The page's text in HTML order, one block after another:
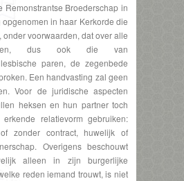
Remonstrantse Broederschap in
in haar Kerkorde die
onder voorwaarden, dat over alle
dus ook die van
paren, de zegenbede
Een handvasting zal geen
Voor de juridische aspecten
heksen en hun partner toch
relatievorm gebruiken:
zonder contract, huwelijk of
Overigens beschouwt
alleen in zijn burgerlijke
reden iemand trouwt, is niet